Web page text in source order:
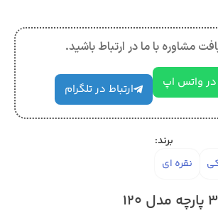
مشاوره با ما در ارتباط باشید.
در واتس اپ ارتباط در تلگرام
برند:
نقره ای